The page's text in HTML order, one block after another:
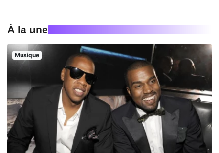
À la une
Musique